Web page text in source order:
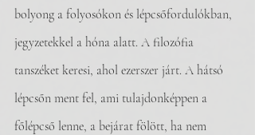
bolyong a folyosókon és lépcsőfordulókban,
jegyzetekkel a hóna alatt. A filozófia
tanszéket keresi, ahol ezerszer járt. A hátsó
lépcsőn ment fel, ami tulajdonképpen a
főlépcső lenne, a bejárat fölött, ha nem